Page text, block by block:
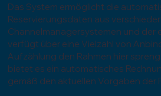
Das System ermöglicht die
Reservierungsdaten aus
Channelmanagersystemen und der
verfügt über eine Vielzahl von
Aufzählung den Rahmen hier
bietet es ein automatisches
gemäß den aktuellen Vorgaben der